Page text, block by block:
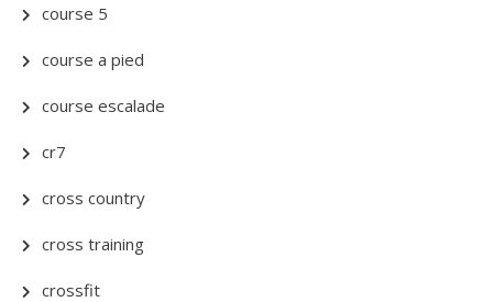
course 5
course a pied
course escalade
cr7
cross country
cross training
crossfit